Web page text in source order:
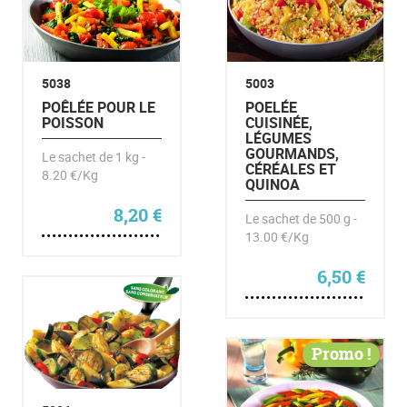
5038
POÊLÉE POUR LE
POISSON
Le sachet de 1 kg -
8.20 €/Kg
8,20€
5003
POELÉE
CUISINÉE,
LÉGUMES
GOURMANDS,
CÉRÉALES ET
QUINOA
Le sachet de 500 g -
13.00 €/Kg
6,50€
Promo !